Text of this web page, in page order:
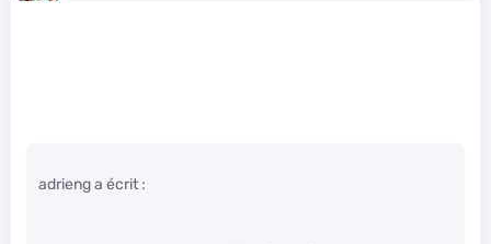
adrieng a écrit :